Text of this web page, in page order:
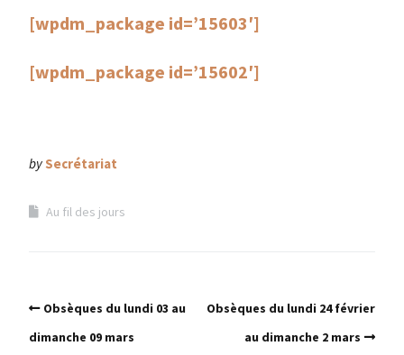
[wpdm_package id=’15603′]
[wpdm_package id=’15602′]
bySecrétariat
Au fil des jours
Obsèques du lundi 03 au
dimanche 09 mars
Obsèques du lundi 24 février
au dimanche 2 mars